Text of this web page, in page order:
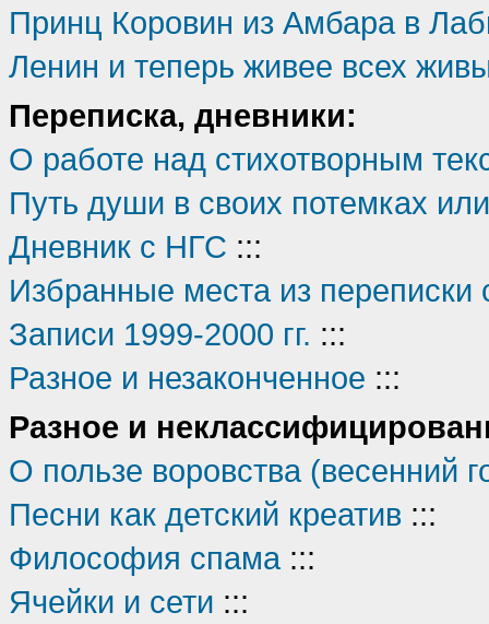
Принц Коровин из Амбара в
Ленин и теперь живее всех
Переписка, дневники:
О работе над стихотворным
Путь души в своих потемках
Дневник с НГС :::
Избранные места из переписки
Записи 1999-2000 гг. :::
Разное и незаконченное :::
Разное и
О пользе воровства (весенний
Песни как детский креатив :::
Философия спама:::
Ячейки и сети :::